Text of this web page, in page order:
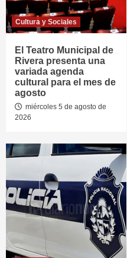
Cultura y Sociales
El Teatro Municipal de
Rivera presenta una
variada agenda
cultural para el mes de
agosto
miércoles 5 de agosto de
2026